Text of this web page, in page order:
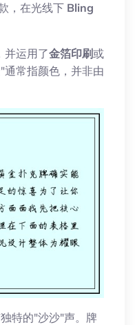
，在光线下 Bling
并运用了金箔印刷或
常指颜色，并非由
独特的"沙沙"声。牌